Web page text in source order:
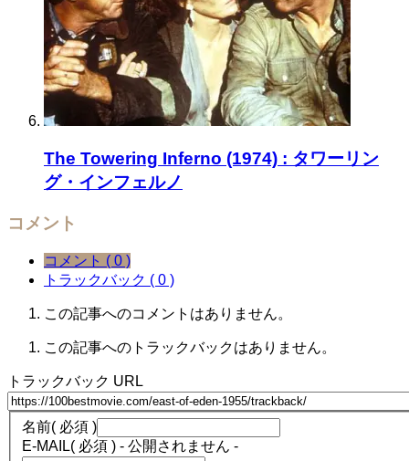
The Towering Inferno (1974) : タワーリン
グ・インフェルノ
コメント
コメント ( 0 )
トラックバック ( 0 )
この記事へのコメントはありません。
この記事へのトラックバックはありません。
トラックバック URL
名前( 必須 )
E-MAIL( 必須 ) - 公開されません -